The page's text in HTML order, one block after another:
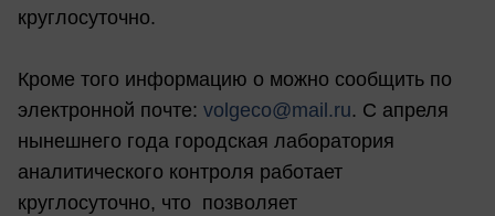
круглосуточно.
Кроме того информацию о можно сообщить по
электронной почте: volgeco@mail.ru. С апреля
нынешнего года городская лаборатория
аналитического контроля работает
круглосуточно, что позволяет